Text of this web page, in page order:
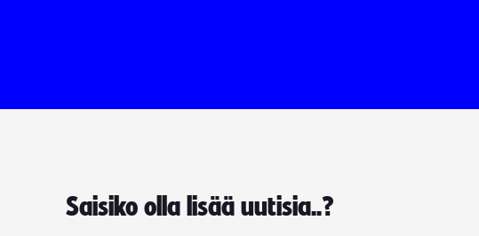
Saisiko olla lisää uutisia..?